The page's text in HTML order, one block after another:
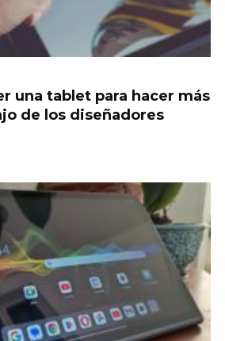
una tablet para hacer más
de los diseñadores